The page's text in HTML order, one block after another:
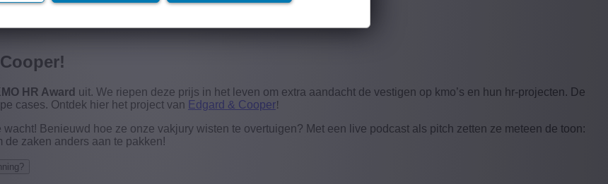
HR Award uit. We riepen deze prijs in het leven om extra aandacht de vestigen op kmo’s en hun hr-projecten. De
cases. Ontdek hier het project van Edgard & Cooper!
wacht! Benieuwd hoe ze onze vakjury wisten te overtuigen? Met een live podcast als pitch zetten ze meteen de toon:
de zaken anders aan te pakken!